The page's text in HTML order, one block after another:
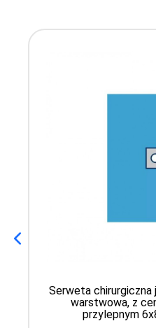
Serweta chirurgiczna
warstwowa, z
przylepnym